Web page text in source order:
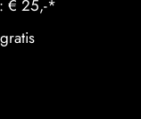
€ 25,-*